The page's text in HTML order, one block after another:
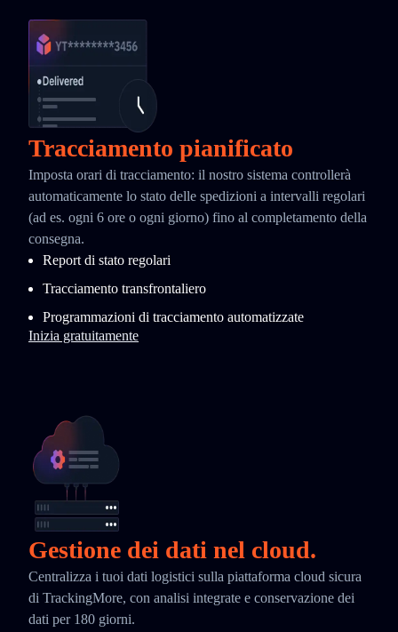
Tracciamento pianificato
Imposta orari di tracciamento: il nostro sistema controllerà
automaticamente lo stato delle spedizioni a intervalli regolari
(ad es. ogni 6 ore o ogni giorno) fino al completamento della
consegna.
Report di stato regolari
Tracciamento transfrontaliero
Programmazioni di tracciamento automatizzate
Inizia gratuitamente
Gestione dei dati nel cloud.
Centralizza i tuoi dati logistici sulla piattaforma cloud sicura
di TrackingMore, con analisi integrate e conservazione dei
dati per 180 giorni.